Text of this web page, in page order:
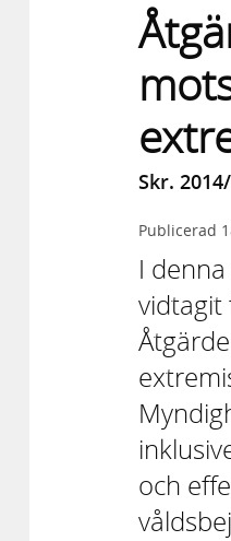
Skr.
Publicerad
I
vidtagit
och